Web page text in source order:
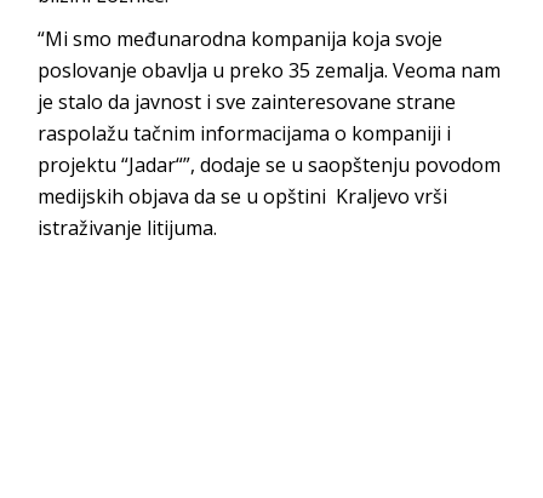
“Mi smo međunarodna kompanija koja svoje
poslovanje obavlja u preko 35 zemalja. Veoma nam
je stalo da javnost i sve zainteresovane strane
raspolažu tačnim informacijama o kompaniji i
projektu “Jadar“”, dodaje se u saopštenju povodom
medijskih objava da se u opštini Kraljevo vrši
istraživanje litijuma.